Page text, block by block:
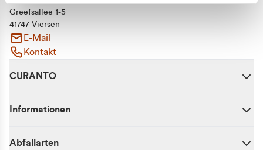
Greefsallee 1-5
41747 Viersen
E-Mail
Kontakt
CURANTO
Informationen
Abfallarten